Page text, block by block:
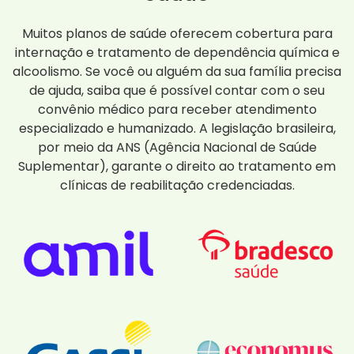
Muitos planos de saúde oferecem cobertura para
internação e tratamento de dependência química e
alcoolismo. Se você ou alguém da sua família precisa
de ajuda, saiba que é possível contar com o seu
convênio médico para receber atendimento
especializado e humanizado. A legislação brasileira,
por meio da ANS (Agência Nacional de Saúde
Suplementar), garante o direito ao tratamento em
clínicas de reabilitação credenciadas.